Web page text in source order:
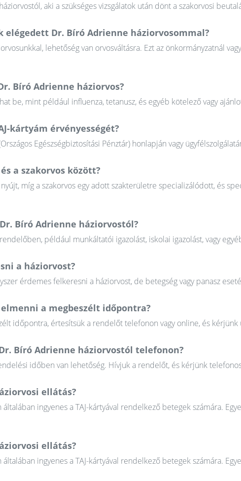
aki a szükséges vizsgálatok után dönt a szakorvosi
elégedett Dr. Bíró Adrienne háziorvosommal?
lehetőség van orvosváltásra. Ezt az önkormányzatnál
Bíró Adrienne háziorvos?
be, mint például influenza, tetanusz, és egyéb kötelező vagy
kártyám érvényességét?
Egészségbiztosítási Pénztár) honlapján vagy
a szakorvos között?
míg a szakorvos egy adott szakterületre specializálódott, és
Bíró Adrienne háziorvostól?
például munkáltatói igazolást, iskolai igazolást, vagy
a háziorvost?
érdemes felkeresni a háziorvost, de betegség vagy panasz
a megbeszélt időpontra?
időpontra, értesítsük a rendelőt telefonon vagy online, és
Bíró Adrienne háziorvostól telefonon?
időben van lehetőség. Hívjuk a rendelőt, és kérjünk
ellátás?
ingyenes a TAJ-kártyával rendelkező betegek számára.
ellátás?
ingyenes a TAJ-kártyával rendelkező betegek számára.